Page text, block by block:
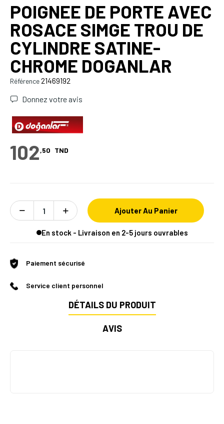
POIGNEE DE PORTE AVEC
ROSACE SIMGE TROU DE
CYLINDRE SATINE-
CHROME DOGANLAR
Référence21469192
Donnez votre avis
102,50 TND
Ajouter Au Panier
En stock - Livraison en 2-5 jours ouvrables
Paiement sécurisé
Service client personnel
DÉTAILS DU PRODUIT
AVIS